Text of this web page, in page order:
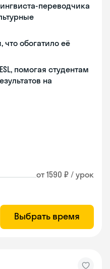
переводчика
обогатило её
помогая студентам
на
от 1590 ₽ / урок
Выбрать время